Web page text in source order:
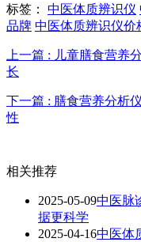
标签： 中医体质辨识仪
品牌 中医体质辨识仪价
上一篇 : 儿童膳食营养
长
下一篇 : 膳食营养分析
性
相关推荐
2025-05-09中医脉
据更科学
2025-04-16中医体